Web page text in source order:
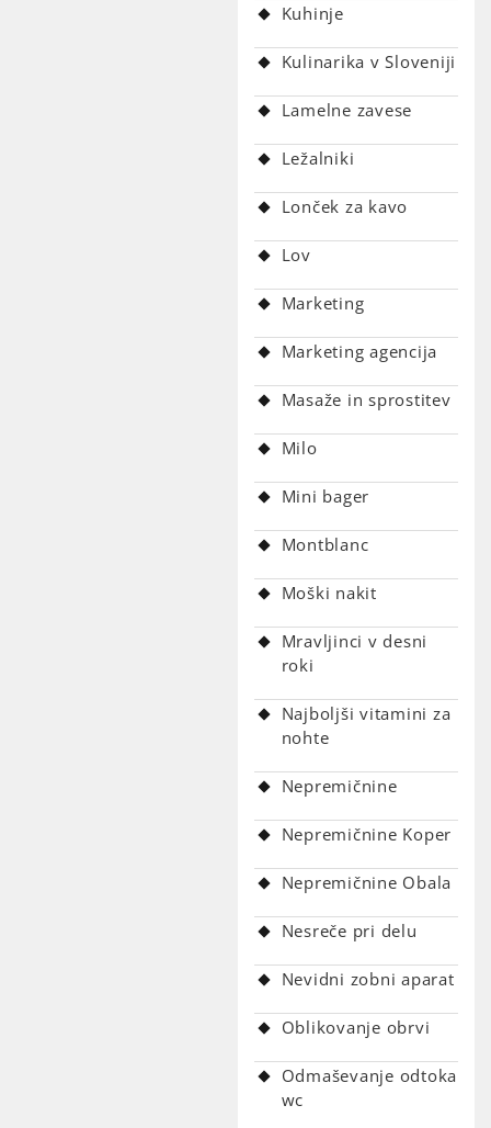
Kuhinje
Kulinarika v Sloveniji
Lamelne zavese
Ležalniki
Lonček za kavo
Lov
Marketing
Marketing agencija
Masaže in sprostitev
Milo
Mini bager
Montblanc
Moški nakit
Mravljinci v desni
roki
Najboljši vitamini za
nohte
Nepremičnine
Nepremičnine Koper
Nepremičnine Obala
Nesreče pri delu
Nevidni zobni aparat
Oblikovanje obrvi
Odmaševanje odtoka
wc